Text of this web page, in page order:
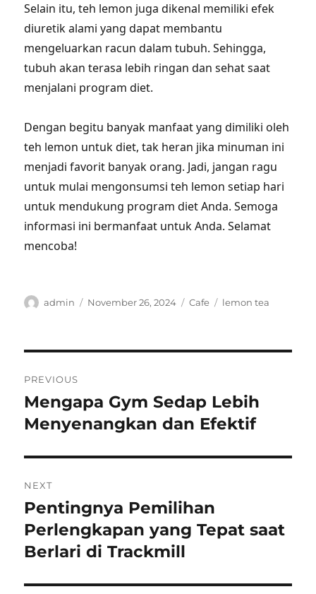
Selain itu, teh lemon juga dikenal memiliki efek
diuretik alami yang dapat membantu
mengeluarkan racun dalam tubuh. Sehingga,
tubuh akan terasa lebih ringan dan sehat saat
menjalani program diet.
Dengan begitu banyak manfaat yang dimiliki oleh
teh lemon untuk diet, tak heran jika minuman ini
menjadi favorit banyak orang. Jadi, jangan ragu
untuk mulai mengonsumsi teh lemon setiap hari
untuk mendukung program diet Anda. Semoga
informasi ini bermanfaat untuk Anda. Selamat
mencoba!
Author
admin
Posted
November 26, 2024 Categories
Cafe Tags
lemon tea
navigation
PREVIOUS
Previous
post:
Mengapa Gym Sedap Lebih
Menyenangkan dan Efektif
NEXT
Next
post:
Pentingnya Pemilihan
Perlengkapan yang Tepat saat
Berlari di Trackmill